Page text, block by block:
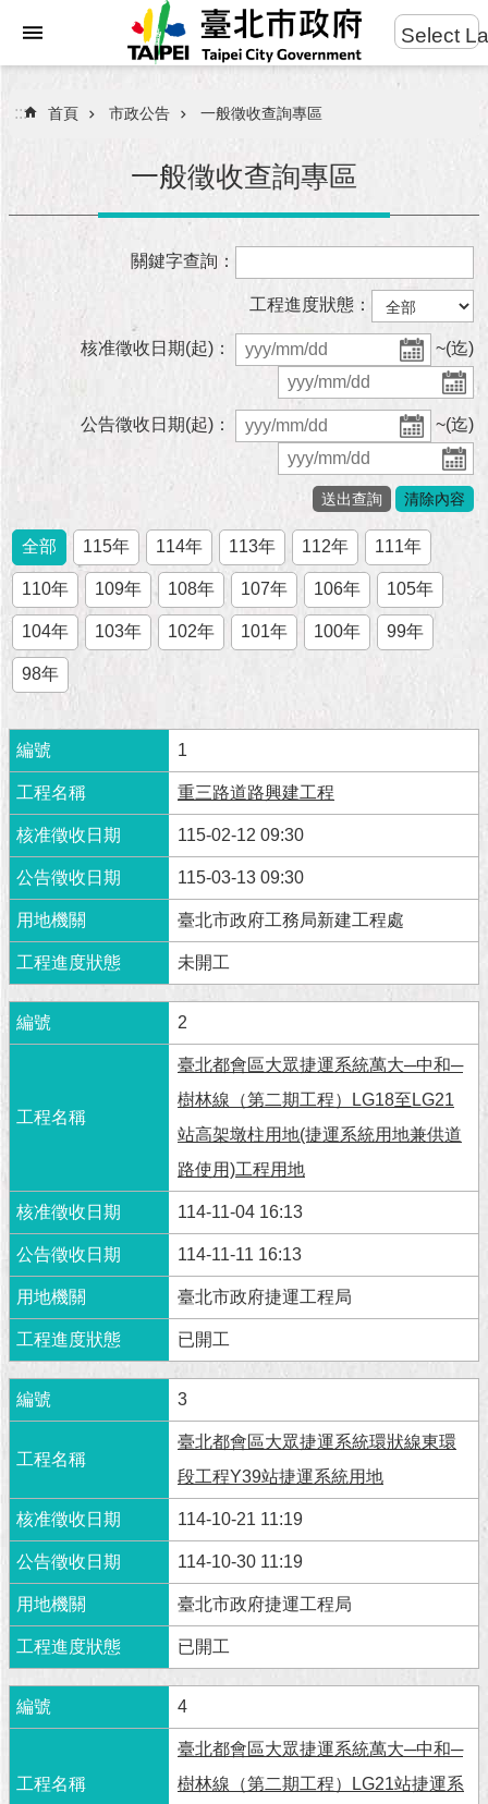
進
搜
市
隊
公
告
施
政
願
景
成
果
市
政
資
料
館
發
現
臺
北
動
主
與
民
互
動
活
動
主
題
館
首
頁
網
站
導
覽
English
見
Select
::: 首頁 市政公告 一般徵收查詢專區
一般徵收查詢專區
關鍵字查詢：
工程進度狀態：
核准徵收日期(起)： ~(迄)
公告徵收日期(起)： ~(迄)
全部 115年 114年 113年 112年 111年
110年 109年 108年 107年 106年 105年
104年 103年 102年 101年 100年 99年
98年
1
重三路道路興建工程
115-02-12 09:30
115-03-13 09:30
臺北市政府工務局新建工程處
未開工
2
臺北都會區大眾捷運系統萬大─中和─
樹林線（第二期工程）LG18至LG21
站高架墩柱用地(捷運系統用地兼供道
路使用)工程用地
114-11-04 16:13
114-11-11 16:13
臺北市政府捷運工程局
已開工
3
臺北都會區大眾捷運系統環狀線東環
段工程Y39站捷運系統用地
114-10-21 11:19
114-10-30 11:19
臺北市政府捷運工程局
已開工
4
臺北都會區大眾捷運系統萬大─中和─
樹林線（第二期工程）LG21站捷運系